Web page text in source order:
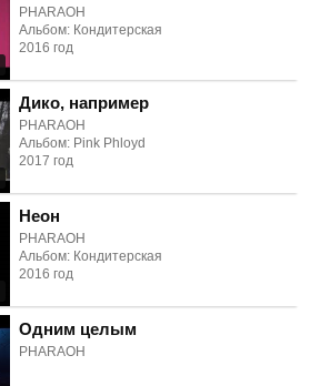
PHARAOH
Альбом: Кондитерская
2016 год
Дико, например
PHARAOH
Альбом: Pink Phloyd
2017 год
Неон
PHARAOH
Альбом: Кондитерская
2016 год
Одним целым
PHARAOH